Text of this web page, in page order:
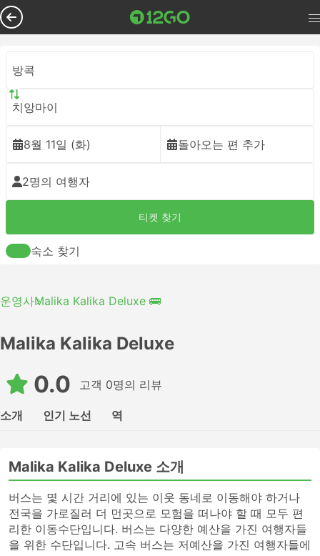
방콕
치앙마이
8월 11일 (화) 돌아오는 편 추가
2명의 여행자
티켓 찾기
숙소 찾기
운영사Malika Kalika Deluxe 🚌
Malika Kalika Deluxe
0.0 고객 0명의 리뷰
소개 인기 노선 역
Malika Kalika Deluxe 소개
버스는 몇 시간 거리에 있는 이웃 동네로 이동해야 하거나
전국을 가로질러 더 먼곳으로 모험을 떠나야 할 때 모두 편
리한 이동수단입니다. 버스는 다양한 예산을 가진 여행자들
을 위한 수단입니다. 고속 버스는 저예산을 가진 여행자들에